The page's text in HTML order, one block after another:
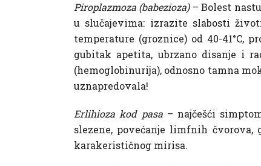
Piroplazmoza (babezioza)– Bolest
u slučajevima: izrazite slabosti
temperature (groznice) od 40-41°C,
gubitak apetita, ubrzano disanje i
(hemoglobinurija), odnosno tamna
uznapredovala!
Erlihioza kod pasa– najčešći
slezene, povećanje limfnih
karakerističnog mirisa.